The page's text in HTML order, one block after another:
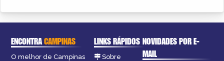
ENCONTRACAMPINAS
O melhor de Campinas
LINKS RÁPIDOS
Sobre
NOVIDADES POR E-
MAIL